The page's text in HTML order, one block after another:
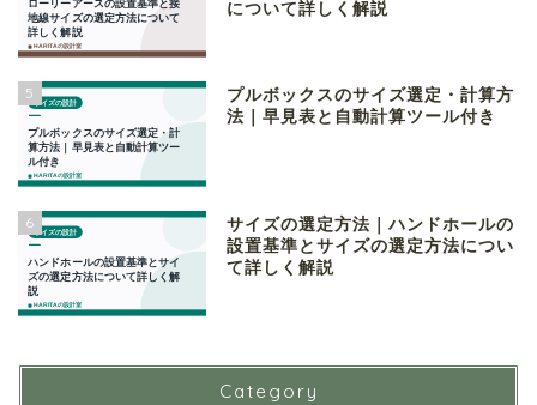
について詳しく解説
5
プルボックスのサイズ選定・計算方
法｜早見表と自動計算ツール付き
6
サイズの選定方法｜ハンドホールの
設置基準とサイズの選定方法につい
て詳しく解説
Category